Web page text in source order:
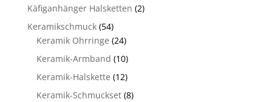
Käfiganhänger Halsketten (2)
Keramikschmuck (54)
Keramik Ohrringe (24)
Keramik-Armband (10)
Keramik-Halskette (12)
Keramik-Schmuckset (8)